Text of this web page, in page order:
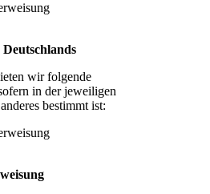
wir folgende
in der jeweiligen
bestimmt ist: